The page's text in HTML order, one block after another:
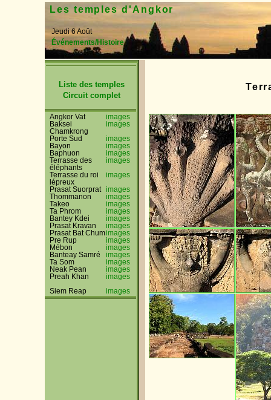
Les temples d'Angkor
Jeudi 6 Août
Événements/Histoire
Liste des temples
Circuit complet
Angkor Vat
images
Baksei
Chamkrong
images
Porte Sud
images
Bayon
images
Baphuon
images
Terrasse des
éléphants
images
Terrasse du roi
lépreux
images
Prasat Suorprat images
Thommanon
images
Takeo
images
Ta Phrom
images
Bantey Kdei
images
Prasat Kravan
images
Prasat Bat Chumimages
Pre Rup
images
Mébon
images
Banteay Samré
images
Ta Som
images
Neak Pean
images
Preah Khan
images
Siem Reap
images